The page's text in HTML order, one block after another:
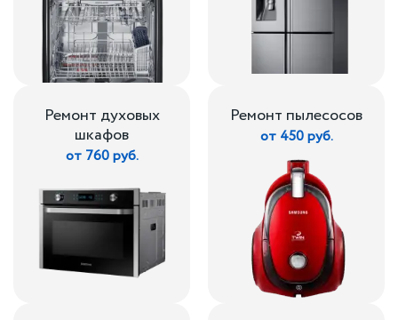
Ремонт духовых
шкафов
от 760 руб.
Ремонт пылесосов
от 450 руб.